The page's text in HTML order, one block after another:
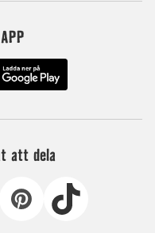
att dela